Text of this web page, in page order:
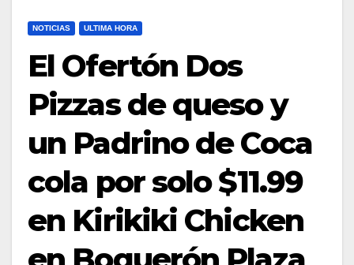
NOTICIAS ULTIMA HORA
El Ofertón Dos
Pizzas de queso y
un Padrino de Coca
cola por solo $11.99
en Kirikiki Chicken